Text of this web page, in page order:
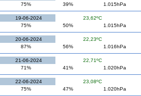
75%
39% 1.015hPa
19-06-2024 23,62ºC
75%
50% 1.015hPa
20-06-2024 22,23ºC
87%
56% 1.016hPa
21-06-2024 22,71ºC
71%
41% 1.020hPa
22-06-2024 23,08ºC
75%
47% 1.020hPa